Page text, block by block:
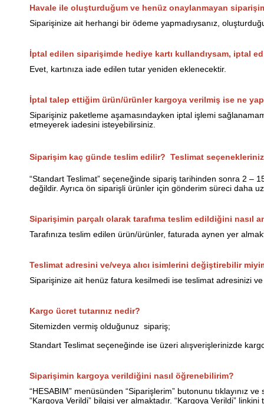
Havale ile oluşturduğum ve henüz onaylanmayan
Siparişinize ait herhangi bir ödeme yapmadıysanız,
İptal edilen siparişimde hediye kartı kullandıysam, iptal
Evet, kartınıza iade edilen tutar yeniden eklenecektir.
İptal talep ettiğim ürün/ürünler kargoya verilmiş ise ne
Siparişiniz paketleme aşamasındayken iptal işlemi
etmeyerek iadesini isteyebilirsiniz.
Siparişim kaç günde teslim edilir? Teslimat
“Standart Teslimat” seçeneğinde sipariş tarihinden sonra 2 –
değildir. Ayrıca ön siparişli ürünler için gönderim süreci daha
Siparişimin parçalı olarak tarafıma teslim edildiğini nasıl
Tarafınıza teslim edilen ürün/ürünler, faturada aynen yer
Teslimat adresini ve/veya alıcı isimlerini değiştirebilir
Siparişinize ait henüz fatura kesilmedi ise teslimat adresinizi ve
Kargo ücret tutarınız nedir?
Sitemizden vermiş olduğunuz sipariş;
Standart Teslimat seçeneğinde ise üzeri alışverişlerinizde
Siparişimin kargoya verildiğini nasıl öğrenebilirim?
“HESABIM” menüsünden “Siparişlerim” butonunu tıklayınız
“Kargoya Verildi” bilgisi yer almaktadır. “Kargoya Verildi”